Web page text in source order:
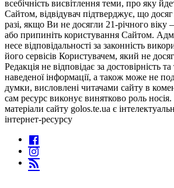
всебічність висвітлення теми, про яку
Сайтом, відвідувач підтверджує, що
разі, якщо Ви не досягли 21-річного
або припиніть користування Сайтом.
несе відповідальності за законність
його сервісів Користувачем, який не
Редакція не відповідає за достовірність
наведеної інформації, а також може не
думки, висловлені читачами сайту в
сам ресурс виконує винятково роль носія.
матеріали сайту golos.te.ua є
інтернет-ресурсу